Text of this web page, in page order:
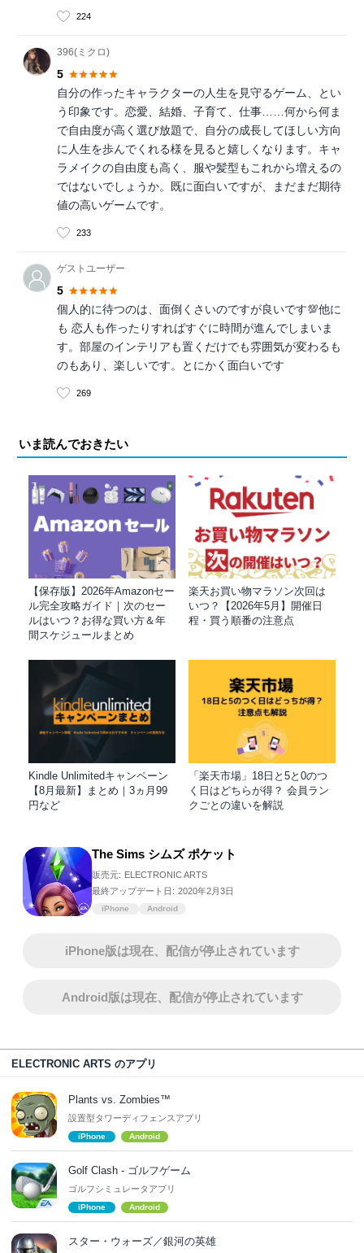
224
396(ミクロ)
5
自分の作ったキャラクターの人生を見守るゲーム、とい
う印象です。恋愛、結婚、子育て、仕事……何から何ま
で自由度が高く選び放題で、自分の成長してほしい方向
に人生を歩んでくれる様を見ると嬉しくなります。キャ
ラメイクの自由度も高く、服や髪型もこれから増えるの
ではないでしょうか。既に面白いですが、まだまだ期待
値の高いゲームです。
233
ゲストユーザー
5
個人的に待つのは、面倒くさいのですが良いです💯他に
も 恋人も作ったりすればすぐに時間が進んでしまいま
す。部屋のインテリアも置くだけでも雰囲気が変わるも
のもあり、楽しいです。とにかく面白いです
269
いま読んでおきたい
【保存版】2026年Amazonセー
ル完全攻略ガイド｜次のセー
ルはいつ？お得な買い方＆年
間スケジュールまとめ
楽天お買い物マラソン次回は
いつ？【2026年5月】開催日
程・買う順番の注意点
Kindle Unlimitedキャンペーン
【8月最新】まとめ｜3ヵ月99
円など
「楽天市場」18日と5と0のつ
く日はどちらが得？ 会員ラン
クごとの違いを解説
The Sims シムズ ポケット
販売元: ELECTRONIC ARTS
最終アップデート日: 2020年2月3日
iPhone Android
iPhone版は現在、配信が停止されています
Android版は現在、配信が停止されています
ELECTRONIC ARTS のアプリ
Plants vs. Zombies™
設置型タワーディフェンスアプリ
iPhone Android
Golf Clash - ゴルフゲーム
ゴルフシミュレータアプリ
iPhone Android
スター・ウォーズ／銀河の英雄